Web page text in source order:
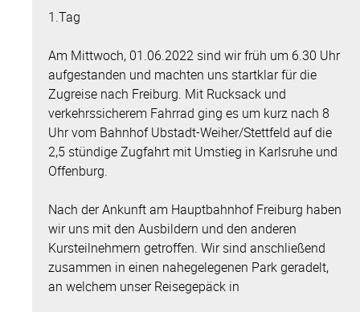
1.Tag
Am Mittwoch, 01.06.2022 sind wir früh um 6.30 Uhr
aufgestanden und machten uns startklar für die
Zugreise nach Freiburg. Mit Rucksack und
verkehrssicherem Fahrrad ging es um kurz nach 8
Uhr vom Bahnhof Ubstadt-Weiher/Stettfeld auf die
2,5 stündige Zugfahrt mit Umstieg in Karlsruhe und
Offenburg.
Nach der Ankunft am Hauptbahnhof Freiburg haben
wir uns mit den Ausbildern und den anderen
Kursteilnehmern getroffen. Wir sind anschließend
zusammen in einen nahegelegenen Park geradelt,
an welchem unser Reisegepäck in